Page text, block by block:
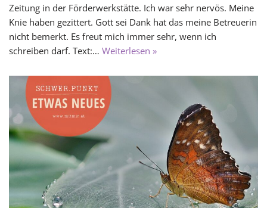
Zeitung in der Förderwerkstätte. Ich war sehr nervös. Meine
Knie haben gezittert. Gott sei Dank hat das meine Betreuerin
nicht bemerkt. Es freut mich immer sehr, wenn ich
schreiben darf. Text:… Weiterlesen »